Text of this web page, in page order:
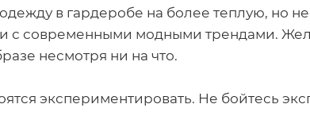
в гардеробе на более теплую, но
с современными модными трендами.
несмотря ни на что.
экспериментировать. Не бойтесь